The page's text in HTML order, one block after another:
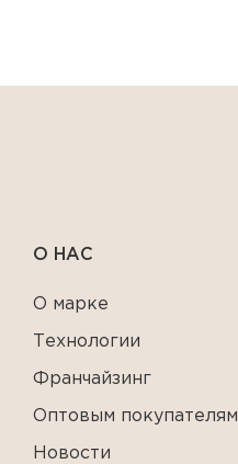
О НАС
О марке
Технологии
Франчайзинг
Оптовым покупателям
Новости